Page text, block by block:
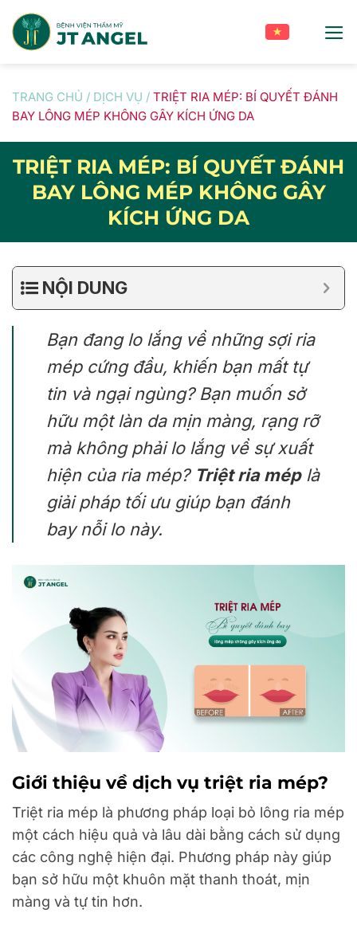
content
TRANG CHỦ / DỊCH VỤ / TRIỆT RIA MÉP: BÍ QUYẾT ĐÁNH
BAY LÔNG MÉP KHÔNG GÂY KÍCH ỨNG DA
TRIỆT RIA MÉP: BÍ QUYẾT ĐÁNH
BAY LÔNG MÉP KHÔNG GÂY
KÍCH ỨNG DA
NỘI DUNG
Bạn đang lo lắng về những sợi ria
mép cứng đầu, khiến bạn mất tự
tin và ngại ngùng? Bạn muốn sở
hữu một làn da mịn màng, rạng rỡ
mà không phải lo lắng về sự xuất
hiện của ria mép? Triệt ria méplà
giải pháp tối ưu giúp bạn đánh
bay nỗi lo này.
Giới thiệu về dịch vụ triệt ria mép?
Triệt ria mép là phương pháp loại bỏ lông ria mép
một cách hiệu quả và lâu dài bằng cách sử dụng
các công nghệ hiện đại. Phương pháp này giúp
bạn sở hữu một khuôn mặt thanh thoát, mịn
màng và tự tin hơn.